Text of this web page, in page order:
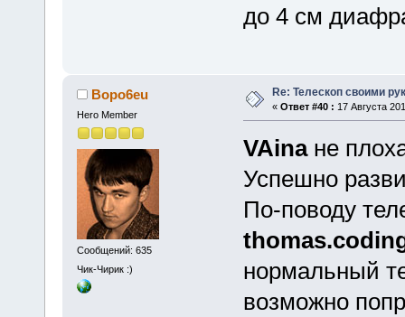
до 4 см
Bopo6eu
Hero Member
Сообщений: 635
Чик-Чирик :)
Re: Телескоп своими
« Ответ #40 : 17 Августа
VAinaне
Успешно
По-поводу
нормальный
возможно